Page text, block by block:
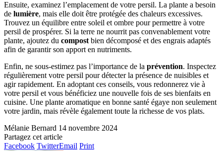
Ensuite, examinez l’emplacement de votre persil. La plante a besoin
de lumière, mais elle doit être protégée des chaleurs excessives.
Trouvez un équilibre entre soleil et ombre pour permettre à votre
persil de prospérer. Si la terre ne nourrit pas convenablement votre
plante, ajoutez du compost bien décomposé et des engrais adaptés
afin de garantir son apport en nutriments.
Enfin, ne sous-estimez pas l’importance de la prévention. Inspectez
régulièrement votre persil pour détecter la présence de nuisibles et
agir rapidement. En adoptant ces conseils, vous redonnerez vie à
votre persil et vous bénéficiez une nouvelle fois de ses bienfaits en
cuisine. Une plante aromatique en bonne santé égaye non seulement
votre jardin, mais révèle également toute la richesse de vos plats.
Mélanie Bernard 14 novembre 2024
Partagez cet article
Facebook TwitterEmail Print